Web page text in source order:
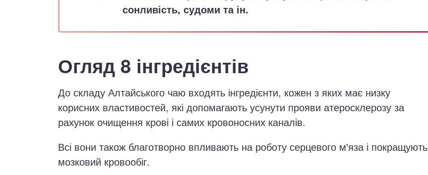
сонливість, судоми та ін.
Огляд 8 інгредієнтів
До складу Алтайського чаю входять інгредієнти, кожен з яких має низку
корисних властивостей, які допомагають усунути прояви атеросклерозу за
рахунок очищення крові і самих кровоносних каналів.
Всі вони також благотворно впливають на роботу серцевого м'яза і покращують
мозковий кровообіг.